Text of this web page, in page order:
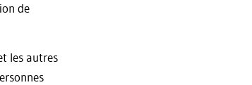
de
les autres